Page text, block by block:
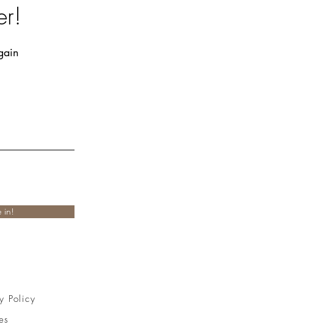
in!
Policy